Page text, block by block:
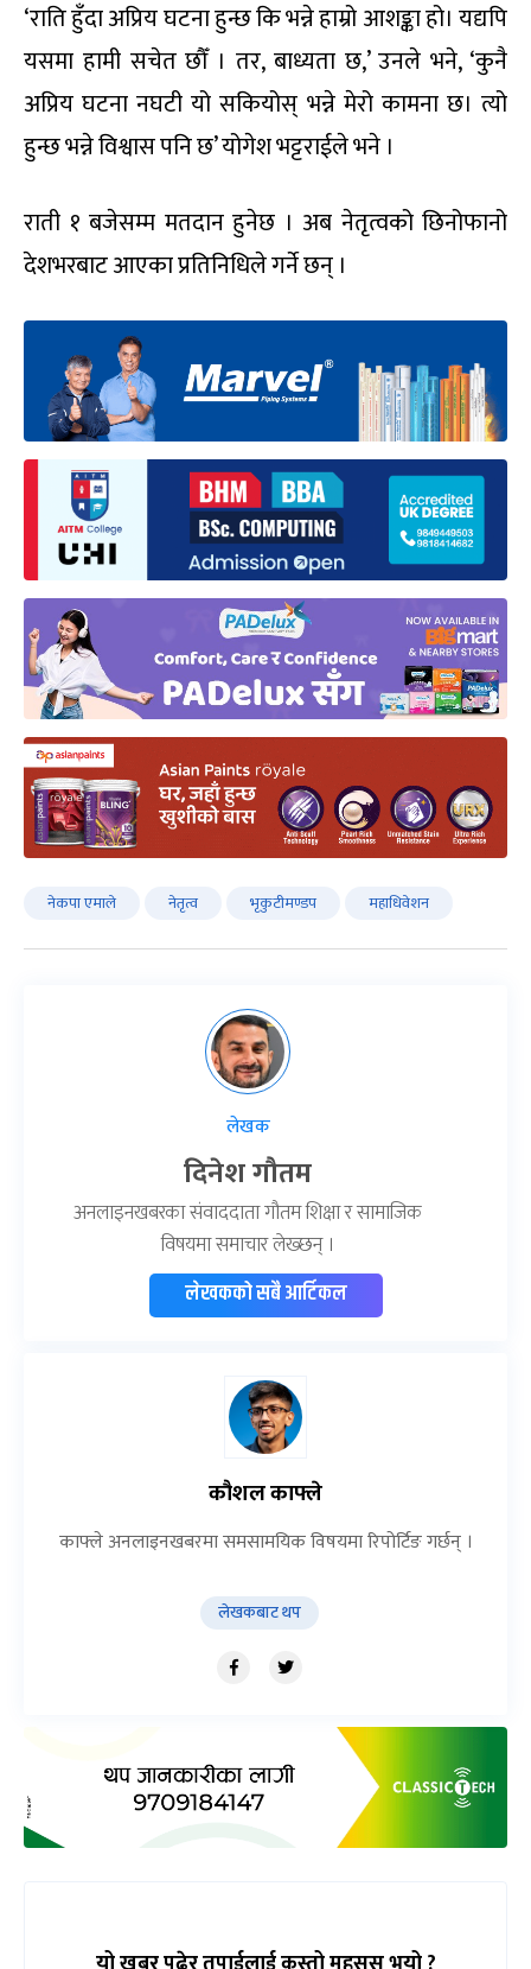
‘राति हुँदा अप्रिय घटना हुन्छ कि भन्ने हाम्रो आशङ्का हो। यद्यपि
यसमा हामी सचेत छौँ । तर, बाध्यता छ,’ उनले भने, ‘कुनै
अप्रिय घटना नघटी यो सकियोस् भन्ने मेरो कामना छ। त्यो
हुन्छ भन्ने विश्वास पनि छ’ योगेश भट्टराईले भने ।
राती १ बजेसम्म मतदान हुनेछ । अब नेतृत्वको छिनोफानो
देशभरबाट आएका प्रतिनिधिले गर्ने छन् ।
नेकपा एमाले नेतृत्व भृकुटीमण्डप महाधिवेशन
लेखक
दिनेश गौतम
अनलाइनखबरका संवाददाता गौतम शिक्षा र सामाजिक
विषयमा समाचार लेख्छन् ।
लेखकको सबै आर्टिकल
कौशल काफ्ले
काफ्ले अनलाइनखबरमा समसामयिक विषयमा रिपोर्टिङ गर्छन् ।
लेखकबाट थप